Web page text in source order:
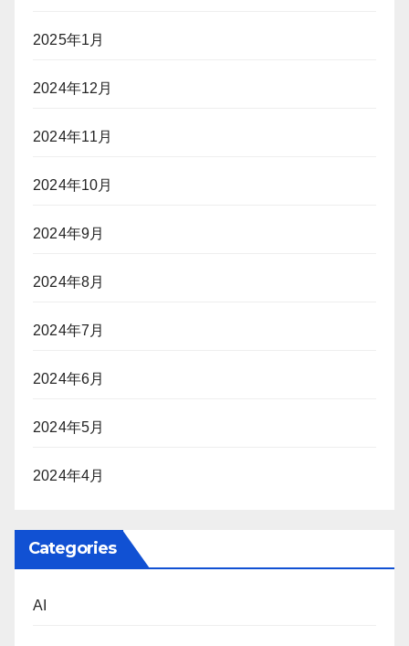
2025年1月
2024年12月
2024年11月
2024年10月
2024年9月
2024年8月
2024年7月
2024年6月
2024年5月
2024年4月
Categories
AI